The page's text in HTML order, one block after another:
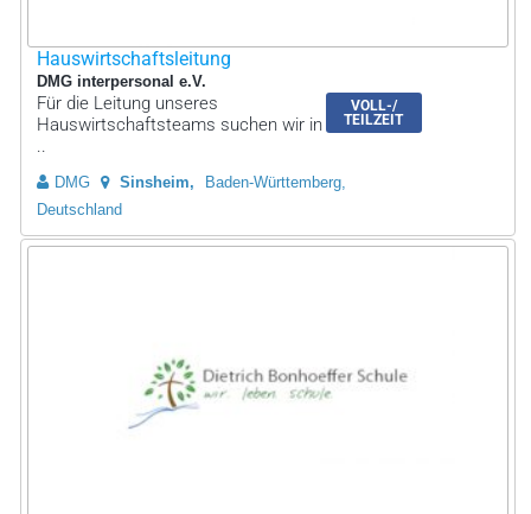
Hauswirtschaftsleitung
DMG interpersonal e.V.
VOLL-/
TEILZEIT
Für die Leitung unseres
Hauswirtschaftsteams suchen wir in
..
DMG Sinsheim
Baden-Württemberg,
Deutschland